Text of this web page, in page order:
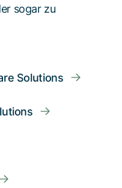
sogar zu
Solutions